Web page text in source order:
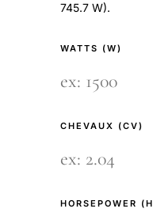
745.7 W).
WATTS (W)
CHEVAUX (CV)
HORSEPOWER